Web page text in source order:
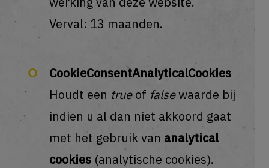
Verval: 13 maanden.
CookieConsentAnalyticalCookies
Houdt een trueof falsewaarde bij
indien u al dan niet akkoord gaat
met het gebruik van analytical
cookies (analytische cookies).